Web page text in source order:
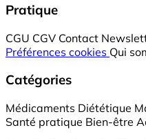
Pratique
CGU CGV Contact
Préférences cookies Qui
Catégories
Médicaments Diététique
Santé pratique Bien-être